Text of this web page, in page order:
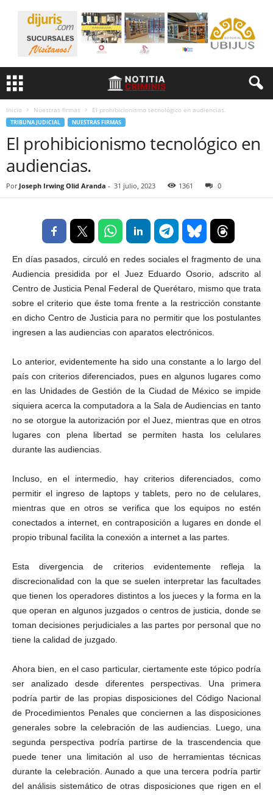
Inicio Nuestras firmas El prohibicionismo tecnológico en audiencias.
TRIBUNA JUDICIAL NUESTRAS FIRMAS
El prohibicionismo tecnológico en
audiencias.
Por Joseph Irwing Olid Aranda - 31 julio, 2023 1361 0
En días pasados, circuló en redes sociales el fragmento de una
Audiencia presidida por el Juez Eduardo Osorio, adscrito al
Centro de Justicia Penal Federal de Querétaro, mismo que trata
sobre el criterio que éste toma frente a la restricción constante
en dicho Centro de Justicia para no permitir que los postulantes
ingresen a las audiencias con aparatos electrónicos.
Lo anterior, evidentemente ha sido una constante a lo largo del
país con criterios diferenciados, pues en algunos lugares como
en las Unidades de Gestión de la Ciudad de México se impide
siquiera acerca la computadora a la Sala de Audiencias en tanto
no se otorgue la autorización por el Juez, mientras que en otros
lugares con plena libertad se permiten hasta los celulares
durante las audiencias.
Incluso, en el intermedio, hay criterios diferenciados, como
permitir el ingreso de laptops y tablets, pero no de celulares,
mientras que en otros se verifica que los equipos no estén
conectados a internet, en contraposición a lugares en donde el
propio tribunal facilita la conexión a internet a las partes.
Esta divergencia de criterios evidentemente refleja la
discrecionalidad con la que se suelen interpretar las facultades
que tienen los operadores distintos a los jueces y la forma en la
que operan en algunos juzgados o centros de justicia, donde se
toman decisiones perjudiciales a las partes por personal que no
tiene la calidad de juzgado.
Ahora bien, en el caso particular, ciertamente este tópico podría
ser analizado desde diferentes perspectivas. Una primera
podría partir de las propias disposiciones del Código Nacional
de Procedimientos Penales que conciernen a las disposiciones
generales sobre la celebración de las audiencias. Luego, una
segunda perspectiva podría partirse de la trascendencia que
puede tener una limitación al uso de herramientas técnicas
durante la celebración. Aunado a que una tercera podría partir
del análisis sistemático de otras disposiciones que rigen en el